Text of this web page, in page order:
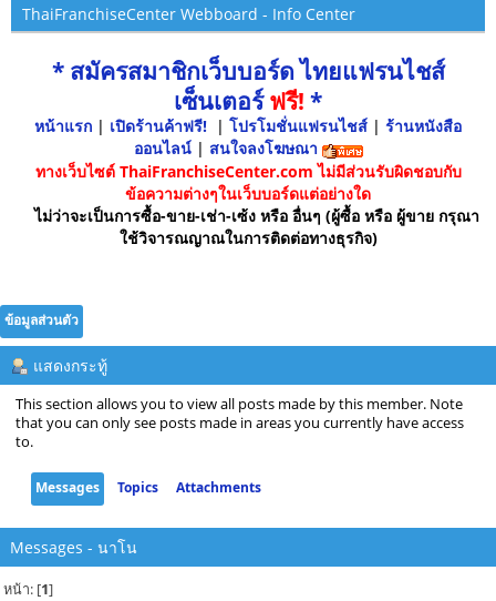
ThaiFranchiseCenter Webboard - Info Center
* สมัครสมาชิกเว็บบอร์ด ไทยแฟรนไชส์
เซ็นเตอร์ฟรี! *
หน้าแรก | เปิดร้านค้าฟรี! | โปรโมชั่นแฟรนไชส์ | ร้านหนังสือ
ออนไลน์ | สนใจลงโฆษณา
ทางเว็บไซต์ ThaiFranchiseCenter.com ไม่มีส่วนรับผิดชอบกับ
ข้อความต่างๆในเว็บบอร์ดแต่อย่างใด
ไม่ว่าจะเป็นการซื้อ-ขาย-เช่า-เซ้ง หรือ อื่นๆ (ผู้ซื้อ หรือ ผู้ขาย กรุณา
ใช้วิจารณญาณในการติดต่อทางธุรกิจ)
ข้อมูลส่วนตัว
แสดงกระทู้
This section allows you to view all posts made by this member. Note
that you can only see posts made in areas you currently have access
to.
Messages Topics Attachments
Messages - นาโน
หน้า: [1]